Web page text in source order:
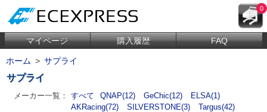
0
マイページ 購入履歴 FAQ
ホーム > サプライ
サプライ
メーカー一覧： すべて QNAP(12) GeChic(12)
ELSA(1)
AKRacing(72)
SILVERSTONE(3)
Targus(42)